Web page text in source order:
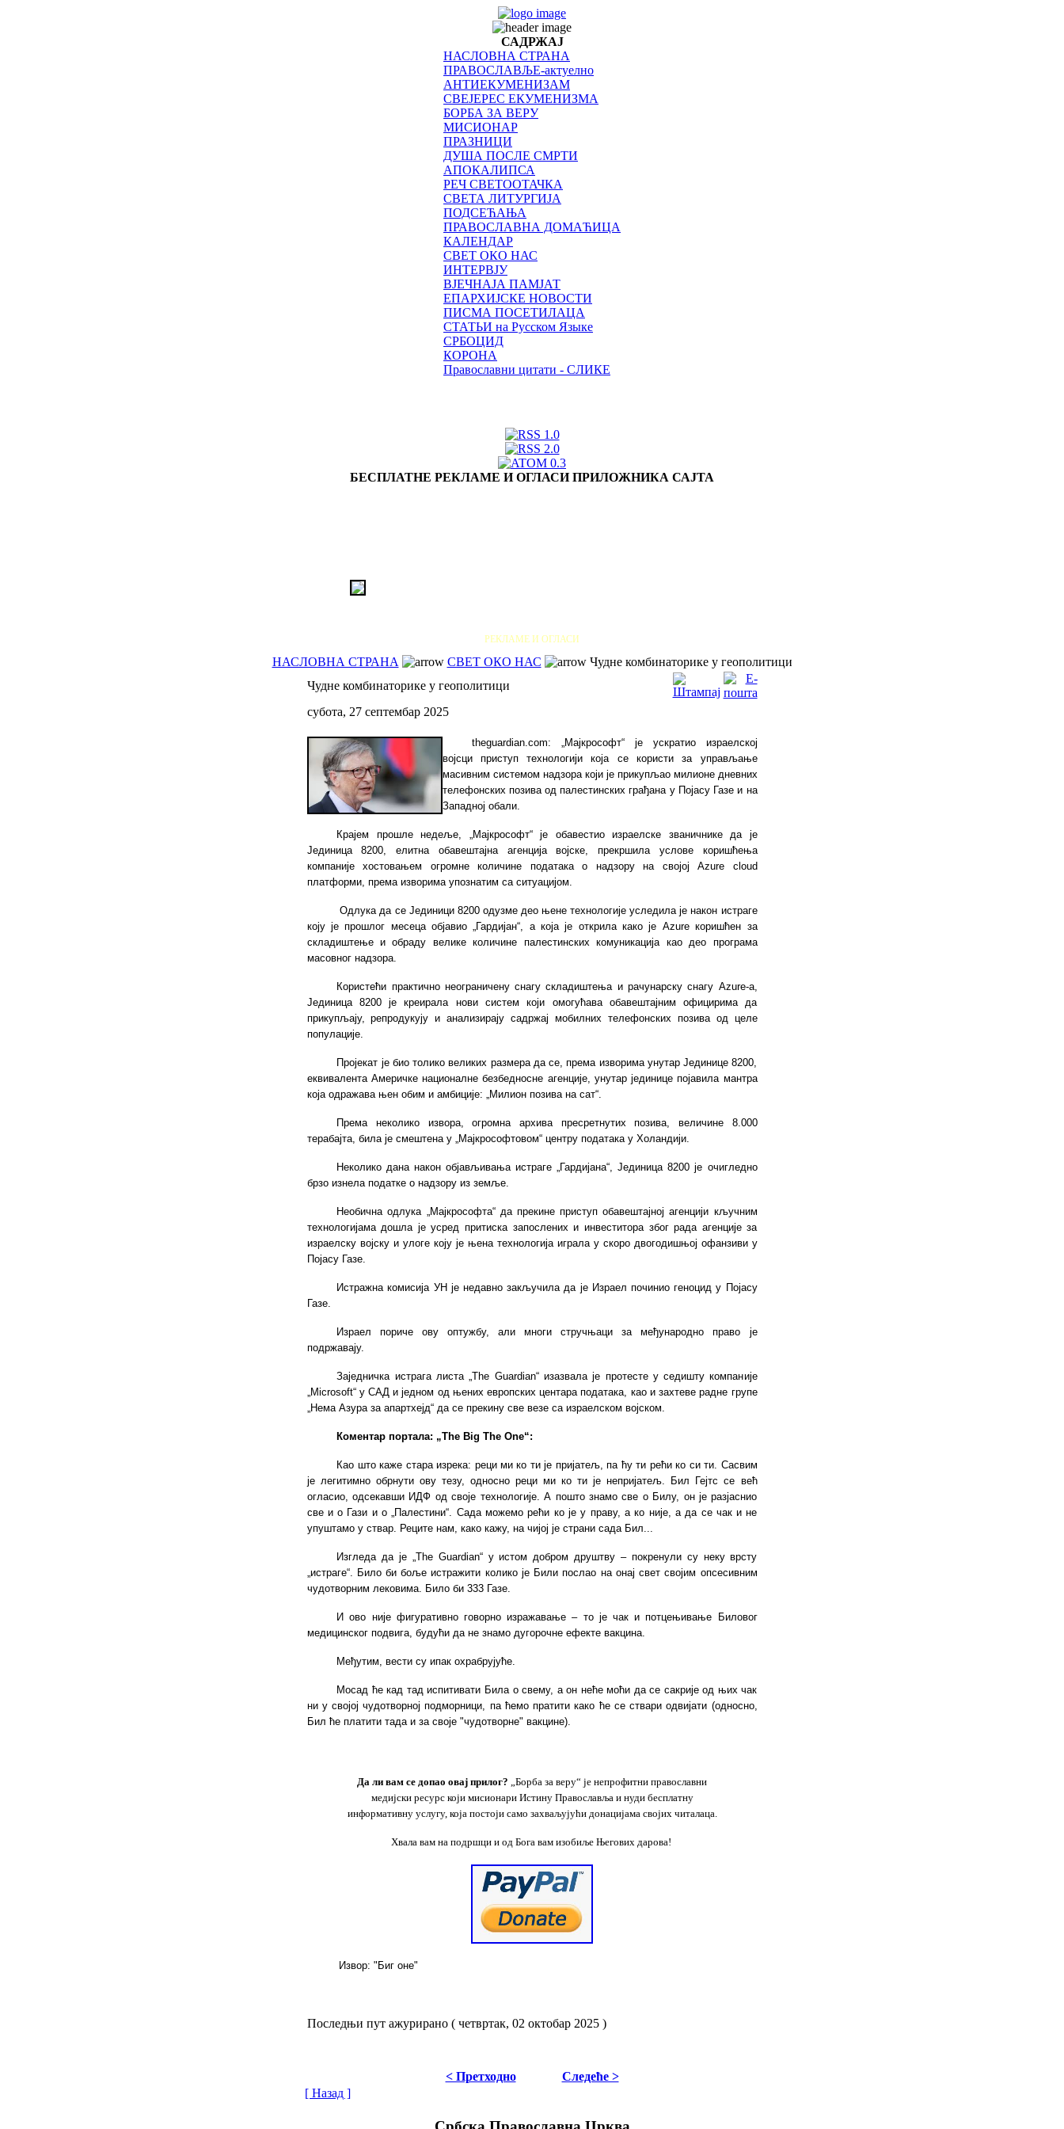
САДРЖАЈ
НАСЛОВНА СТРАНА
ПРАВОСЛАВЉЕ-актуелно
АНТИЕКУМЕНИЗАМ
СВЕЈЕРЕС ЕКУМЕНИЗМА
БОРБА ЗА ВЕРУ
МИСИОНАР
ПРАЗНИЦИ
ДУША ПОСЛЕ СМРТИ
АПОКАЛИПСА
РЕЧ СВЕТООТАЧКА
СВЕТА ЛИТУРГИЈА
ПОДСЕЋАЊА
ПРАВОСЛАВНА ДОМАЋИЦА
КАЛЕНДАР
СВЕТ ОКО НАС
ИНТЕРВЈУ
ВЈЕЧНАЈА ПАМЈАТ
ЕПАРХИЈСКЕ НОВОСТИ
ПИСМА ПОСЕТИЛАЦА
СТАТЬИ на Русском Языке
СРБОЦИД
КОРОНА
Православни цитати - СЛИКЕ
БЕСПЛАТНЕ РЕКЛАМЕ И ОГЛАСИ ПРИЛОЖНИКА САЈТА
РЕКЛАМЕ И ОГЛАСИ
НАСЛОВНА СТРАНА СВЕТ ОКО НАС
Чудне комбинаторике у геополитици
Чудне комбинаторике у геополитици
субота, 27 септембар 2025
theguardian.com:„Мајкрософт“ је ускратио израелској
војсци приступ технологији која се користи за управљање
масивним системом надзора који је прикупљао милионе дневних
телефонских позива од палестинских грађана у Појасу Газе и на
Западној обали.
Крајем прошле недеље, „Мајкрософт“је обавестио израелске званичнике да је
Јединица 8200, елитна обавештајна агенција војске, прекршила услове коришћења
компаније хостовањем огромне количине података о надзору на својој Azure cloud
платформи, према изворима упознатим са ситуацијом.
Одлука да се Јединици 8200 одузме део њене технологије уследила је након истраге
коју је прошлог месеца објавио„Гардијан“, а која је открила како је Azure коришћен за
складиштење и обраду велике количине палестинских комуникација као део програма
масовног надзора.
Користећи практично неограничену снагу складиштења и рачунарску снагу Azure-а,
Јединица 8200 је креирала нови систем који омогућава обавештајним официрима да
прикупљају, репродукују и анализирају садржај мобилних телефонских позива од целе
популације.
Пројекат је био толико великих размера да се, према изворима унутар Јединице 8200,
еквивалента Америчке националне безбедносне агенције, унутар јединице појавила мантра
која одражава њен обим и амбиције: „Милион позива на сат“.
Према неколико извора, огромна архива пресретнутих позива, величине 8.000
терабајта, била је смештена у „Мајкрософтовом“центру података у Холандији.
Неколико дана након објављивања истраге„Гардијана“, Јединица 8200 је очигледно
брзо изнела податке о надзору из земље.
Необична одлука „Мајкрософта“да прекине приступ обавештајној агенцији кључним
технологијама дошла је усред притиска запослених и инвеститора због рада агенције за
израелску војску и улоге коју је њена технологија играла у скоро двогодишњој офанзиви у
Појасу Газе.
Истражна комисија УН је недавно закључила да је Израел починио геноцид у Појасу
Газе.
Израел пориче ову оптужбу, али многи стручњаци за међународно право је
подржавају.
Заједничка истрага листа „The Guardian“ изазвала је протесте у седишту компаније
„Microsoft“ у САД и једном од њених европских центара података, као и захтеве радне групе
„Нема Азура за апартхејд“ да се прекину све везе са израелском војском.
Коментарпортала: „The Big The One“:
Као што каже стара изрека: реци ми ко ти је пријатељ, па ћу ти рећи ко си ти. Сасвим
је легитимно обрнути ову тезу, односно реци ми ко ти је непријатељ. Бил Гејтс се већ
огласио, одсекавши ИДФ од своје технологије. А пошто знамо све о Билу, он је разјаснио
све и о Гази и о „Палестини“. Сада можемо рећи ко је у праву, а ко није, а да се чак и не
упуштамо у ствар. Реците нам, како кажу, на чијој је страни сада Бил...
Изгледа да је „The Guardian“ у истом добром друштву – покренули су неку врсту
„истраге“. Било би боље истражити колико је Били послао на онај свет својим опсесивним
чудотворним лековима. Било би 333 Газе.
И ово није фигуративно говорно изражавање – то је чак и потцењивање Биловог
медицинског подвига, будући да не знамо дугорочне ефекте вакцина.
Међутим, вести су ипак охрабрујуће.
Мосад ће кад тад испитивати Била о свему, а он неће моћи да се сакрије од њих чак
ни у својој чудотворној подморници, па ћемо пратити како ће се ствари одвијати (односно,
Бил ће платити тада и за своје "чудотворне" вакцине).
Да ли вам се допао овај прилог? „Борба за веру“ је непрофитни православни
медијски ресурс који мисионари Истину Православља и нуди бесплатну
информативнууслугу, којапостоји само захваљујући донацијама својихчиталаца.
Хвала вам на подршци и од Бога вам изобиље Његових дарова!
Извор: "Биг оне"
Последњи пут ажурирано ( четвртак, 02 октобар 2025 )
< Претходно
Следеће >
[ Назад ]